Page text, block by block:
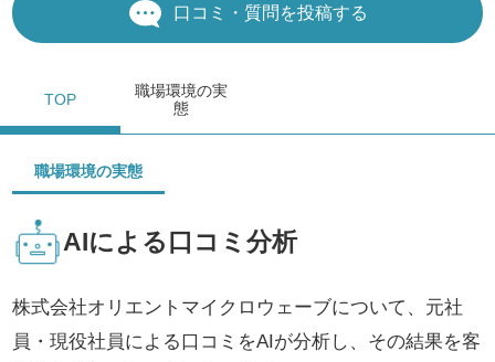
口コミ・質問を投稿する
TOP
職場環境の実
態
職場環境の実態
AIによる口コミ分析
株式会社オリエントマイクロウェーブについて、元社
員・現役社員による口コミをAIが分析し、その結果を客